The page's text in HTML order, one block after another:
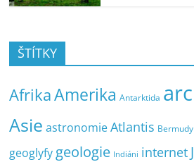
ŠTÍTKY
AfrikaAmerika Antarktida
Asie astronomie Atlantis Bermudy
geoglyfy geologie Indiáni internet